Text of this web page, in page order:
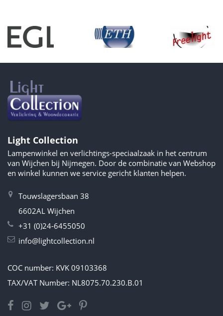
Light Collection
Lampenwinkel en verlichtings-speciaalzaak in het centrum
van Wijchen bij Nijmegen. Door de combinatie van Webshop
en winkel kunnen we service gericht klanten helpen.
Touwslagersbaan 38
6602AL Wijchen
+31 (0)24-6455050
info@lightcollection.nl
COC number: KVK 09103368
TAX/VAT Number: NL8075.70.230.B.01